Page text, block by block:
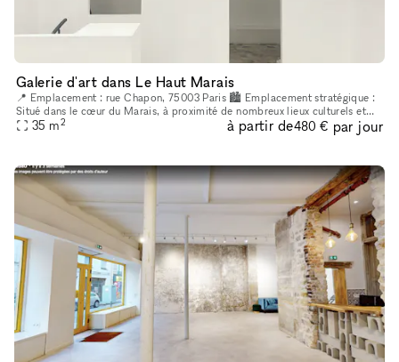
Galerie d'art dans Le Haut Marais
📍 Emplacement : rue Chapon, 75003 Paris 🏙 Emplacement stratégique :
Situé dans le cœur du Marais, à proximité de nombreux lieux culturels et
artistiques. Un espace créatif indépendant, situé au cœur
35 m2 à partir de480 € par jour